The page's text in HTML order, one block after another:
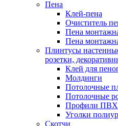
Пена
Клей-пена
Очиститель
Пена
Пена
Плинтусы
розетки,
Клей для
Молдинги
Потолочные
Потолочные
Профили ПВХ
Уголки
Скотчи